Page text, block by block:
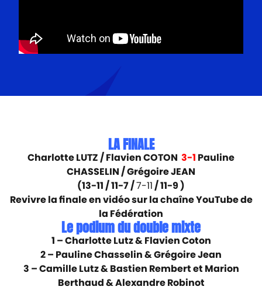
LA FINALE
Charlotte LUTZ / Flavien COTON 3-1 Pauline
CHASSELIN / Grégoire JEAN
(13-11 / 11-7 /7-11/ 11-9 )
Revivre la finale en vidéo sur la chaîne YouTube de
la Fédération
Le podium du double mixte
1 – Charlotte Lutz & Flavien Coton
2 – Pauline Chasselin & Grégoire Jean
3 – Camille Lutz & Bastien Rembert et Marion
Berthaud & Alexandre Robinot